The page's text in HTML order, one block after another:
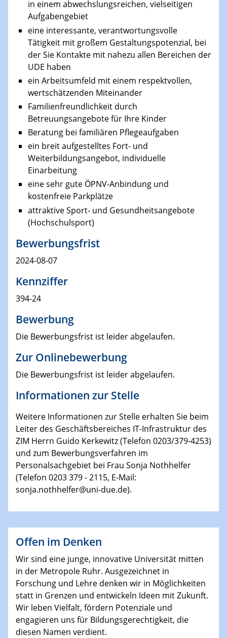
in einem abwechslungsreichen, vielseitigen
Aufgabengebiet
eine interessante, verantwortungsvolle
Tätigkeit mit großem Gestaltungspotenzial, bei
der Sie Kontakte mit nahezu allen Bereichen der
UDE haben
ein Arbeitsumfeld mit einem respektvollen,
wertschätzenden Miteinander
Familienfreundlichkeit durch
Betreuungsangebote für Ihre Kinder
Beratung bei familiären Pflegeaufgaben
ein breit aufgestelltes Fort- und
Weiterbildungsangebot, individuelle
Einarbeitung
eine sehr gute ÖPNV-Anbindung und
kostenfreie Parkplätze
attraktive Sport- und Gesundheitsangebote
(Hochschulsport)
Bewerbungsfrist
2024-08-07
Kennziffer
394-24
Bewerbung
Die Bewerbungsfrist ist leider abgelaufen.
Zur Onlinebewerbung
Die Bewerbungsfrist ist leider abgelaufen.
Informationen zur Stelle
Weitere Informationen zur Stelle erhalten Sie beim
Leiter des Geschäftsbereiches IT-Infrastruktur des
ZIM Herrn Guido Kerkewitz (Telefon 0203/379-4253)
und zum Bewerbungsverfahren im
Personalsachgebiet bei Frau Sonja Nothhelfer
(Telefon 0203 379 - 2115, E-Mail:
sonja.nothhelfer@uni-due.de).
Offen im Denken
Wir sind eine junge, innovative Universität mitten
in der Metropole Ruhr. Ausgezeichnet in
Forschung und Lehre denken wir in Möglichkeiten
statt in Grenzen und entwickeln Ideen mit Zukunft.
Wir leben Vielfalt, fördern Potenziale und
engagieren uns für Bildungsgerechtigkeit, die
diesen Namen verdient.